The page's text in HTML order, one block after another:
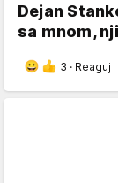
Dejan
sa mnom,
3 · Reaguj